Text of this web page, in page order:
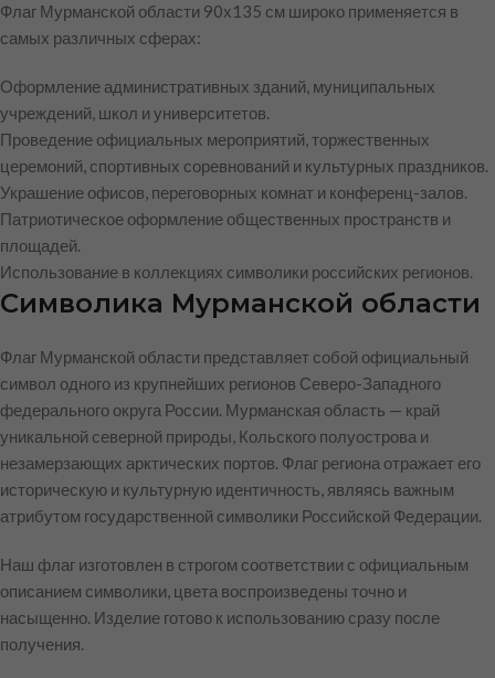
Флаг Мурманской области 90х135 см широко применяется в
самых различных сферах:
Оформление административных зданий, муниципальных
учреждений, школ и университетов.
Проведение официальных мероприятий, торжественных
церемоний, спортивных соревнований и культурных праздников.
Украшение офисов, переговорных комнат и конференц-залов.
Патриотическое оформление общественных пространств и
площадей.
Использование в коллекциях символики российских регионов.
Символика Мурманской области
Флаг Мурманской области представляет собой официальный
символ одного из крупнейших регионов Северо-Западного
федерального округа России. Мурманская область — край
уникальной северной природы, Кольского полуострова и
незамерзающих арктических портов. Флаг региона отражает его
историческую и культурную идентичность, являясь важным
атрибутом государственной символики Российской Федерации.
Наш флаг изготовлен в строгом соответствии с официальным
описанием символики, цвета воспроизведены точно и
насыщенно. Изделие готово к использованию сразу после
получения.